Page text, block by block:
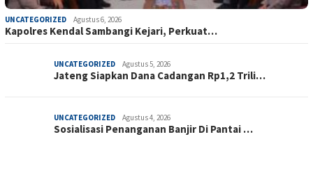
UNCATEGORIZED Agustus 6, 2026
Kapolres Kendal Sambangi Kejari, Perkuat…
UNCATEGORIZED Agustus 5, 2026
Jateng Siapkan Dana Cadangan Rp1,2 Trili…
UNCATEGORIZED Agustus 4, 2026
Sosialisasi Penanganan Banjir Di Pantai …